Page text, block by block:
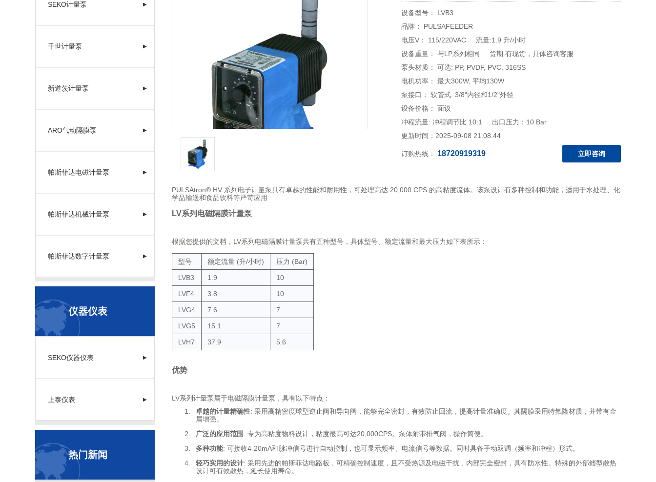
SEKO计量泵 ▶
千世计量泵 ▶
新道茨计量泵 ▶
ARO气动隔膜泵 ▶
帕斯菲达电磁计量泵 ▶
帕斯菲达机械计量泵 ▶
帕斯菲达数字计量泵 ▶
仪器仪表
SEKO仪器仪表 ▶
上泰仪表 ▶
热门新闻
设备型号： LVB3
品牌：
电压V： 115/220VAC 流量:1.9 升/小时
设备重量： 与LP系列相同 货期:有现货，具体咨询客服
泵头材质： 可选: PP, PVDF, PVC, 316SS
电机功率： 最大300W, 平均130W
泵接口： 软管式: 3/8"内径和1/2"外径
设备价格： 面议
冲程流量: 冲程调节比 10:1 出口压力：10 Bar
更新时间：2025-09-08 21:08:44
订购热线： 18720919319 立即咨询
PULSAtron® HV 系列电子计量泵具有卓越的性能和耐用性，可处理高达 20,000 CPS 的高粘度流体。该泵设计有多种控制和功能，适用于水处理、化
学品输送和食品饮料等严苛应用
LV系列电磁隔膜计量泵
根据您提供的文档，LV系列电磁隔膜计量泵共有五种型号，具体型号、额定流量和最大压力如下表所示：
型号 额定流量 (升/小时) 压力 (Bar)
LVB3 1.9 10
LVF4 3.8 10
LVG4 7.6 7
LVG5 15.1 7
LVH7 37.9 5.6
优势
LV系列计量泵属于电磁隔膜计量泵，具有以下特点：
卓越的计量精确性: 采用高精密度球型逆止阀和导向阀，能够完全密封，有效防止回流，提高计量准确度。其隔膜采用特氟隆材质，并带有金
属增强。
广泛的应用范围: 专为高粘度物料设计，粘度最高可达20,000CPS。泵体附带排气阀，操作简便。
多种功能: 可接收4-20mA和脉冲信号进行自动控制，也可显示频率、电流信号等数据。同时具备手动双调（频率和冲程）形式。
轻巧实用的设计: 采用先进的帕斯菲达电路板，可精确控制速度，且不受热源及电磁干扰，内部完全密封，具有防水性。特殊的外部鳍型散热
设计可有效散热，延长使用寿命。